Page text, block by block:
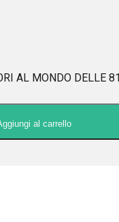
AL MONDO
al carrello